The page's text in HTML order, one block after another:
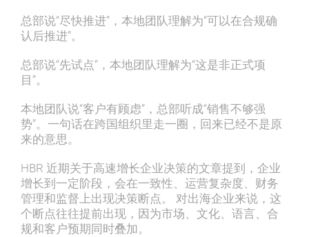
总部说“尽快推进”，本地团队理解为“可以在合规确
认后推进”。
总部说“先试点”，本地团队理解为“这是非正式项
目”。
本地团队说“客户有顾虑”，总部听成“销售不够强
势”。一句话在跨国组织里走一圈，回来已经不是原
来的意思。
HBR 近期关于高速增长企业决策的文章提到，企业
增长到一定阶段，会在一致性、运营复杂度、财务
管理和监督上出现决策断点。 对出海企业来说，这
个断点往往提前出现，因为市场、文化、语言、合
规和客户预期同时叠加。